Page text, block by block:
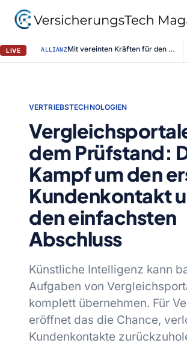
LIVE ALLIANZ Mit vereinten Kräften für den Straßenerhalt / Allianz für #BESSERESTRASSEN ge...
VERTRIEBSTECHNOLOGIEN
dem Prüfstand:
Kampf um den
Kundenkontakt
den einfachsten
Abschluss
Künstliche Intelligenz kann
Aufgaben von
komplett übernehmen. Für
eröffnet das die Chance,
Kundenkontakte